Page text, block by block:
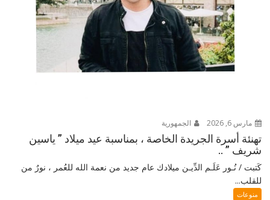
مارس 6, 2026 الجمهورية
تهنئة أسرة الجريدة الخاصة ، بمناسبة عيد ميلاد ” ياسين
شريف ” ..
كَتبت / نُـور عَلَـم الدِّيـن ميلادك عام جديد من نعمة الله للعُمر ، نورٌ من
للقلب...
منوعات